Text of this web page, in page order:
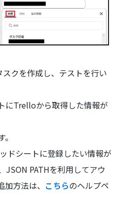
クを作成し、テストを行い
にTrelloから取得した情報が
ドシートに登録したい情報が
JSON PATHを利用してアウ
方法は、 こちらのヘルプペ